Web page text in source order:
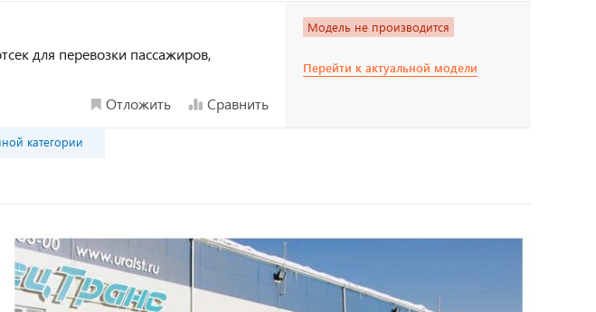
для перевозки пассажиров,
Отложить
Сравнить
Модель не производится
Перейти к актуальной модели
категории